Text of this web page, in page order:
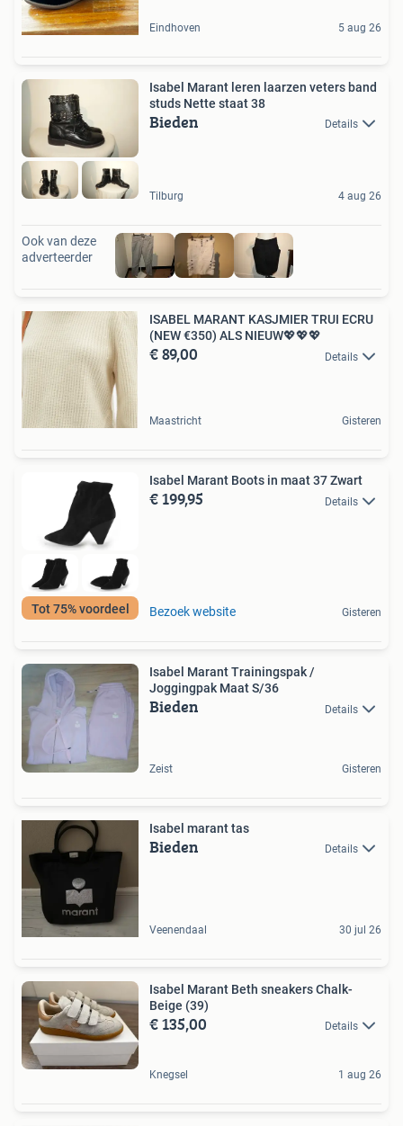
Eindhoven 5 aug 26
Isabel Marant leren laarzen veters band
studs Nette staat 38
Bieden Details
Tilburg 4 aug 26
Ook van deze
adverteerder
ISABEL MARANT KASJMIER TRUI ECRU
(NEW €350) ALS NIEUW💖💖💖
€ 89,00 Details
Maastricht Gisteren
Tot 75% voordeel
Isabel Marant Boots in maat 37 Zwart
€ 199,95 Details
Bezoek website Gisteren
Isabel Marant Trainingspak /
Joggingpak Maat S/36
Bieden Details
Zeist Gisteren
Isabel marant tas
Bieden Details
Veenendaal 30 jul 26
Isabel Marant Beth sneakers Chalk-
Beige (39)
€ 135,00 Details
Knegsel 1 aug 26